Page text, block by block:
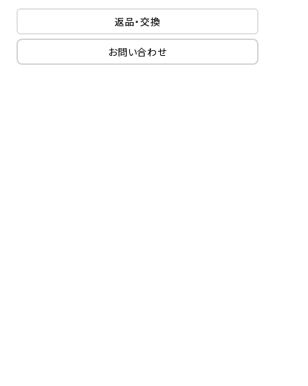
返品・交換
お問い合わせ